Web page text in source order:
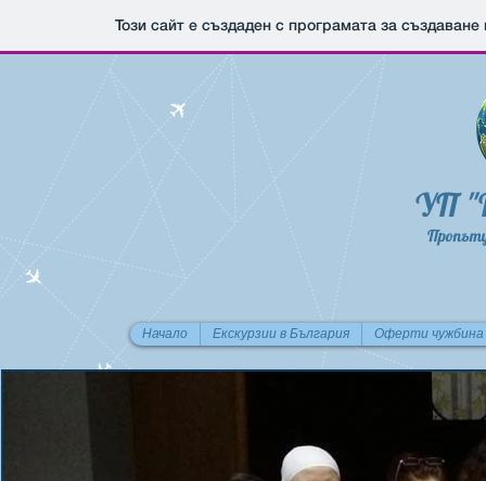
Този сайт е създаден с програмата за
УП
Начало Екскурзии в България Оферти чужбина